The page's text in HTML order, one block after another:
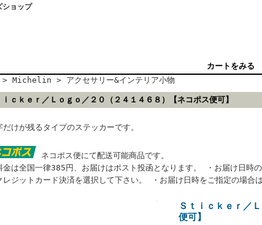
ョップ
カートをみる
> Michelin > アクセサリー&インテリア小物
ｉｃｋｅｒ／Ｌｏｇｏ／２０（２４１４６８）【ネコポス便可】
だけが残るタイプのステッカーです。
ネコポス便にて配送可能商品です。
金は全国一律385円、お届けはポスト投函となります。 ・お届け日時
レジットカード決済を選択して下さい。 ・お届け日時をご指定の場合
Ｓｔｉｃｋｅｒ／
便可】